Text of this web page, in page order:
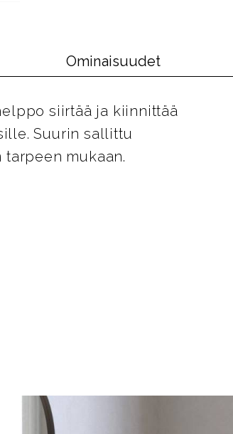
Ominaisuudet
siirtää ja kiinnittää
Suurin sallittu
mukaan.